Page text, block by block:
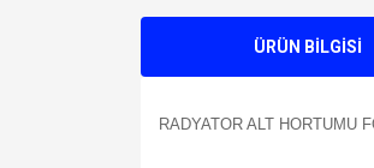
ÜRÜN BİLGİSİ
RADYATOR ALT HORTUMU